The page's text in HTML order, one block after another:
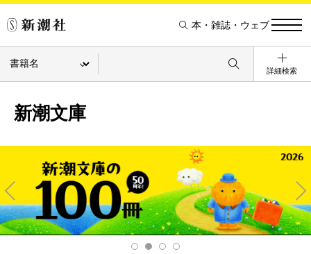
本・雑誌・ウェブ
詳細検索
新潮文庫
Pre
v
Ne
xt